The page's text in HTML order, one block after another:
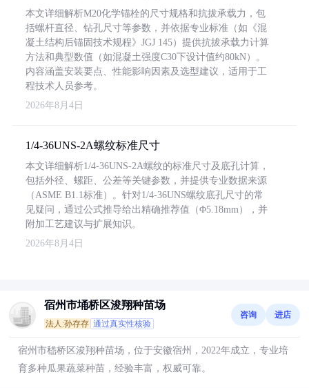
本文详细解析M20化学锚栓的尺寸规格和抗拔承载力，包
括螺杆直径、钻孔尺寸等参数，并依据专业标准（如《混
凝土结构后锚固技术规程》JGJ 145）提供抗拔承载力计算
方法和典型数值（如混凝土强度C30下设计值约80kN）。
内容涵盖安装要点、性能影响因素及选型建议，适用于工
程技术人员参考。
2026年8月4日
1/4-36UNS-2A螺纹标准尺寸
本文详细解析1/4-36UNS-2A螺纹的标准尺寸及底孔计算，
包括外径、螺距、公差等关键参数，并提供专业数据来源
（ASME B1.1标准）。针对1/4-36UNS螺纹底孔尺寸的常
见疑问，通过公式推导给出精确推荐值（Φ5.18mm），并
附加工艺建议与扩展知识。
2026年8月4日
宿州市埇桥区浚翔种苗场
法人:孙存存 通过真实性核验
咨询 进店
宿州市嵇桥区浚翔种苗场，位于安徽宿州，2022年成立，专业培
育多种瓜果蔬菜种苗，经验丰富，权威可靠。